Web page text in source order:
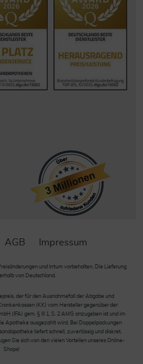
AGB Impressum
und Irrtum vorbehalten. Die Lieferung
von Deutschland.
der für den Ausnahmefall der Abgabe und
(KK) vom Hersteller gegenüber der
(IFA) gem. § III 1, S. 2 AMG anzugeben ist und im
Apotheke ausgezahlt wird. Bei Doppelpackungen
liefert schnell, zuverlässig und diskret.
Sie sich von den vielen Vorteilen unseres Online-
Shops!